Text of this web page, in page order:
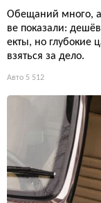
Обещаний много, а
ве показали:
екты, но глубокие
взяться за дело.
Авто 5 512